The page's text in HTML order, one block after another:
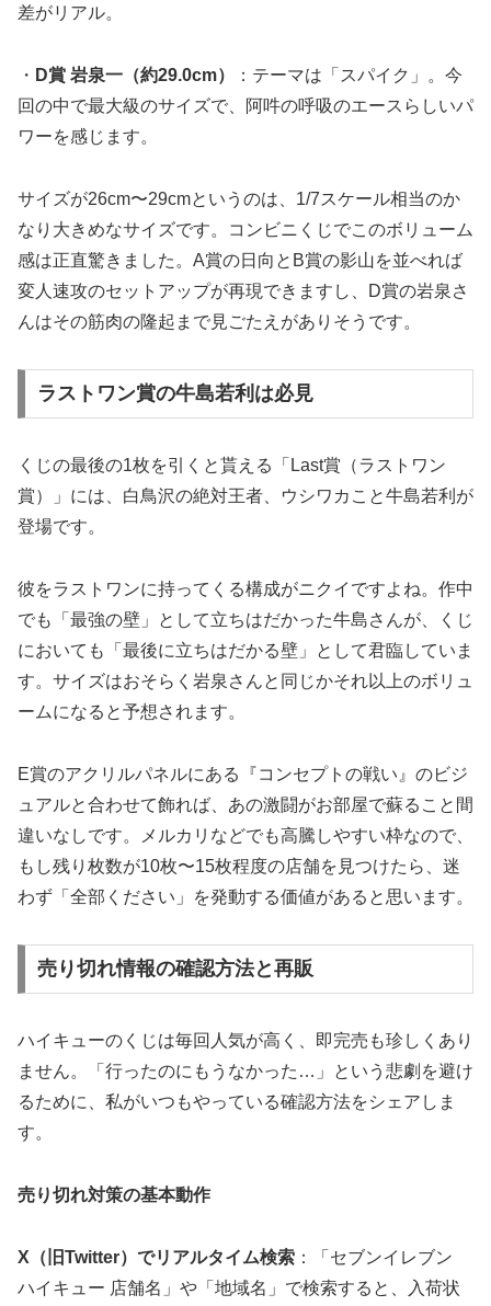
差がリアル。
・ D賞 岩泉一（約29.0cm）
：テーマは「スパイク」。今
回の中で最大級のサイズで、阿吽の呼吸のエースらしいパ
ワーを感じます。
サイズが26cm〜29cmというのは、 1/7スケール相当のか
なり大きめなサイズです。コンビニくじでこのボリューム
感は正直驚きました。A賞の日向とB賞の影山を並べれば
変人速攻のセットアップが再現できますし、D賞の岩泉さ
んはその筋肉の隆起まで見ごたえがありそうです。
ラストワン賞の牛島若利は必見
くじの最後の1枚を引くと貰える「Last賞（ラストワン
賞）」には、白鳥沢の絶対王者、ウシワカこと牛島若利が
登場です。
彼をラストワンに持ってくる構成がニクイですよね。作中
でも「最強の壁」として立ちはだかった牛島さんが、くじ
においても「最後に立ちはだかる壁」として君臨していま
す。サイズはおそらく岩泉さんと同じかそれ以上のボリュ
ームになると予想されます。
E賞のアクリルパネルにある『コンセプトの戦い』のビジ
ュアルと合わせて飾れば、あの激闘がお部屋で蘇ること間
違いなしです。メルカリなどでも高騰しやすい枠なので、
もし残り枚数が10枚〜15枚程度の店舗を見つけたら、迷
わず「全部ください」を発動する価値がある と思います。
売り切れ情報の確認方法と再販
ハイキューのくじは毎回人気が高く、即完売も珍しくあり
ません。「行ったのにもうなかった…」という悲劇を避け
るために、私がいつもやっている確認方法をシェアしま
す。
売り切れ対策の基本動作
X（旧Twitter）でリアルタイム検索 ：「セブンイレブン
ハイキュー 店舗名」や「地域名」で検索すると、入荷状